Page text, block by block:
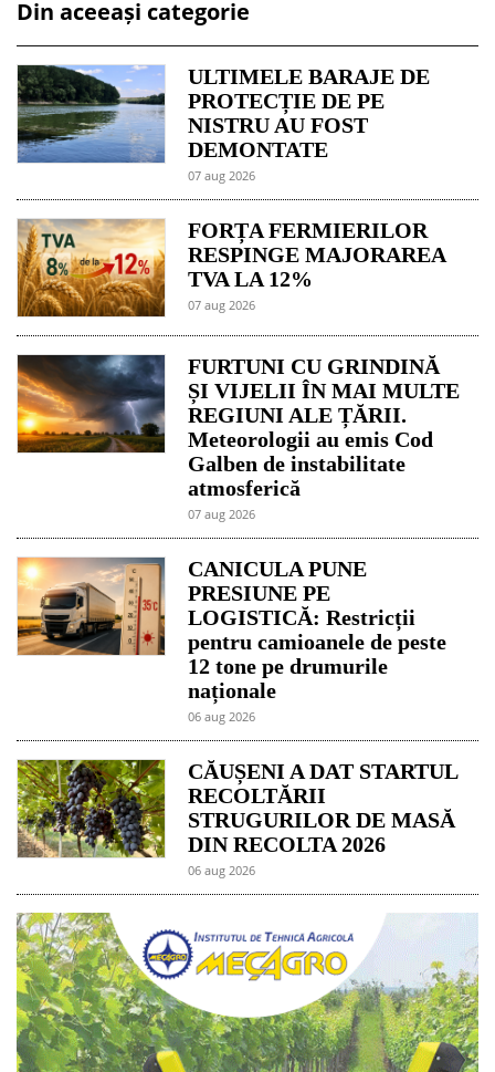
Din aceeași categorie
ULTIMELE BARAJE DE
PROTECȚIE DE PE
NISTRU AU FOST
DEMONTATE
07 aug 2026
FORȚA FERMIERILOR
RESPINGE MAJORAREA
TVA LA 12%
07 aug 2026
FURTUNI CU GRINDINĂ
ȘI VIJELII ÎN MAI MULTE
REGIUNI ALE ȚĂRII.
Meteorologii au emis Cod
Galben de instabilitate
atmosferică
07 aug 2026
CANICULA PUNE
PRESIUNE PE
LOGISTICĂ: Restricții
pentru camioanele de peste
12 tone pe drumurile
naționale
06 aug 2026
CĂUȘENI A DAT STARTUL
RECOLTĂRII
STRUGURILOR DE MASĂ
DIN RECOLTA 2026
06 aug 2026